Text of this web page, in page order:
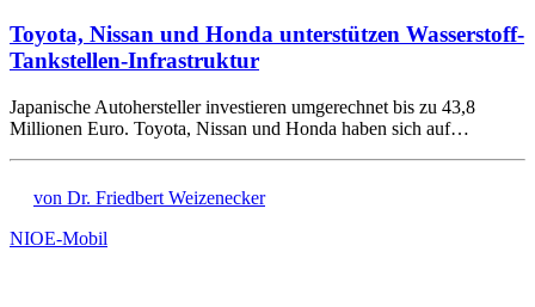
Toyota, Nissan und Honda unterstützen Wasserstoff-
Tankstellen-Infrastruktur
Japanische Autohersteller investieren umgerechnet bis zu 43,8
Millionen Euro. Toyota, Nissan und Honda haben sich auf…
von Dr. Friedbert Weizenecker
NIOE-Mobil